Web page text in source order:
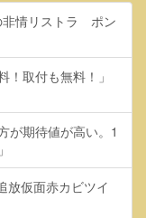
非情リストラ ポン
取付も無料！」
が期待値が高い。1
放仮面赤カビツイ